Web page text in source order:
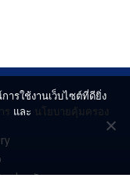
ยช่วยกัน
ารใช้งานเว็บไซต์ที่ดียิ่ง
ร และ นโยบายคุ้มครอง